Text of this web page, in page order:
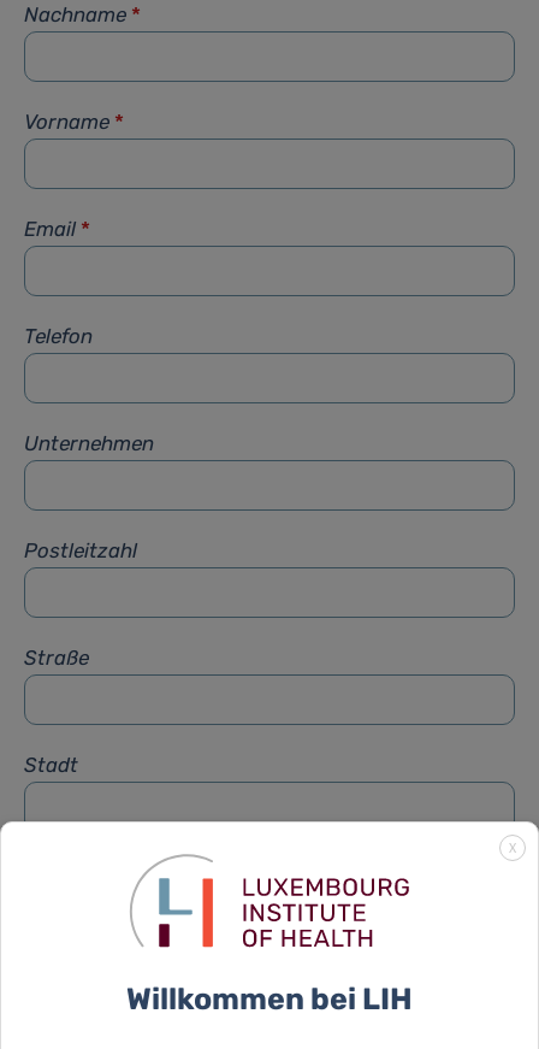
Nachname *
Vorname *
Email *
Telefon
Unternehmen
Postleitzahl
Straße
Stadt
X
Willkommen bei LIH